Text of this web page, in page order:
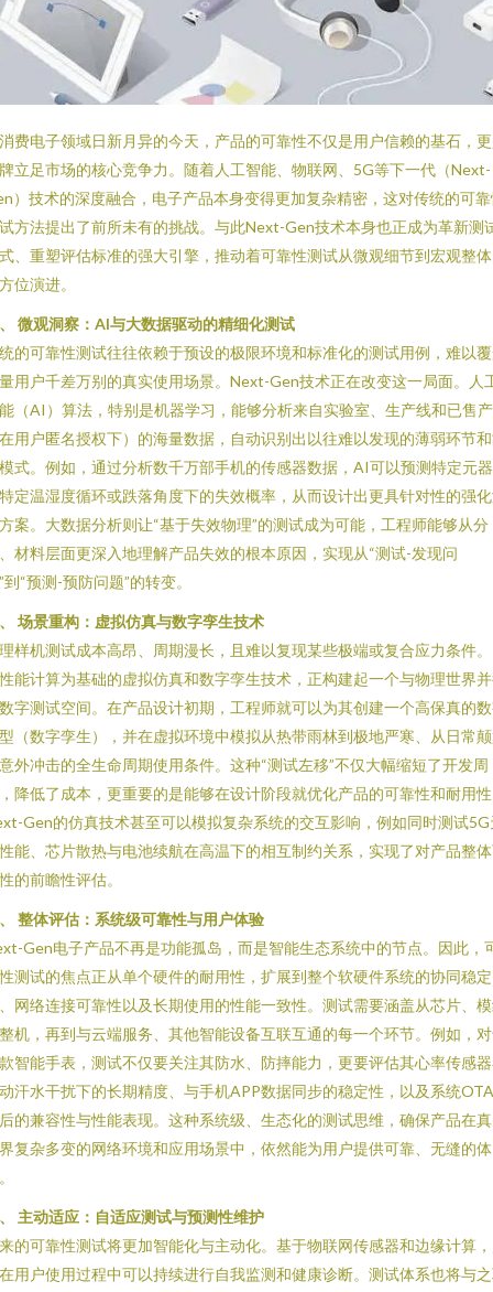
费电子领域日新月异的今天，产品的可靠性不仅是用户信赖的基石，
立足市场的核心竞争力。随着人工智能、物联网、5G等下一代（Next-
）技术的深度融合，电子产品本身变得更加复杂精密，这对传统的可
方法提出了前所未有的挑战。与此Next-Gen技术本身也正成为革新测
、重塑评估标准的强大引擎，推动着可靠性测试从微观细节到宏观整
位演进。
微观洞察：AI与大数据驱动的精细化测试
的可靠性测试往往依赖于预设的极限环境和标准化的测试用例，难以
用户千差万别的真实使用场景。Next-Gen技术正在改变这一局面。人
（AI）算法，特别是机器学习，能够分析来自实验室、生产线和已售
用户匿名授权下）的海量数据，自动识别出以往难以发现的薄弱环节
式。例如，通过分析数千万部手机的传感器数据，AI可以预测特定元
定温湿度循环或跌落角度下的失效概率，从而设计出更具针对性的强
案。大数据分析则让“基于失效物理”的测试成为可能，工程师能够从分
材料层面更深入地理解产品失效的根本原因，实现从“测试-发现问
到“预测-预防问题”的转变。
场景重构：虚拟仿真与数字孪生技术
样机测试成本高昂、周期漫长，且难以复现某些极端或复合应力条件
能计算为基础的虚拟仿真和数字孪生技术，正构建起一个与物理世界
字测试空间。在产品设计初期，工程师就可以为其创建一个高保真的
（数字孪生），并在虚拟环境中模拟从热带雨林到极地严寒、从日常
外冲击的全生命周期使用条件。这种“测试左移”不仅大幅缩短了开发周
降低了成本，更重要的是能够在设计阶段就优化产品的可靠性和耐用
Gen的仿真技术甚至可以模拟复杂系统的交互影响，例如同时测试5G
能、芯片散热与电池续航在高温下的相互制约关系，实现了对产品整
的前瞻性评估。
整体评估：系统级可靠性与用户体验
Gen电子产品不再是功能孤岛，而是智能生态系统中的节点。因此，
测试的焦点正从单个硬件的耐用性，扩展到整个软硬件系统的协同稳定
网络连接可靠性以及长期使用的性能一致性。测试需要涵盖从芯片、
机，再到与云端服务、其他智能设备互联互通的每一个环节。例如，
智能手表，测试不仅要关注其防水、防摔能力，更要评估其心率传感
汗水干扰下的长期精度、与手机APP数据同步的稳定性，以及系统
的兼容性与性能表现。这种系统级、生态化的测试思维，确保产品在
复杂多变的网络环境和应用场景中，依然能为用户提供可靠、无缝的体
主动适应：自适应测试与预测性维护
的可靠性测试将更加智能化与主动化。基于物联网传感器和边缘计算
用户使用过程中可以持续进行自我监测和健康诊断。测试体系也将与